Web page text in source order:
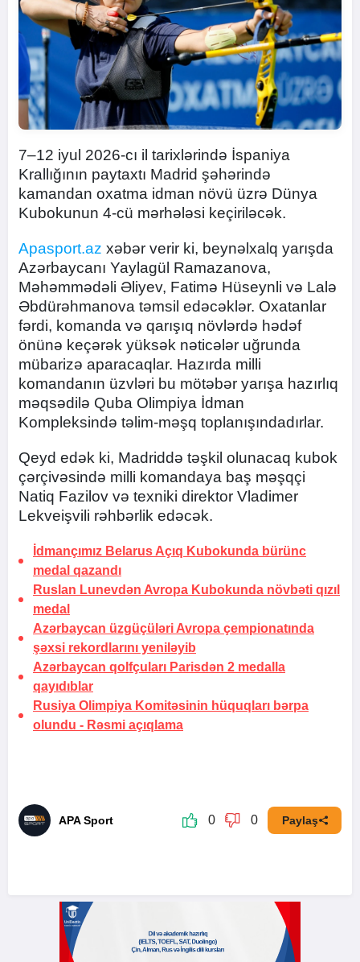
7–12 iyul 2026-cı il tarixlərində İspaniya
Krallığının paytaxtı Madrid şəhərində
kamandan oxatma idman növü üzrə Dünya
Kubokunun 4-cü mərhələsi keçiriləcək.
Apasport.az xəbər verir ki, beynəlxalq yarışda
Azərbaycanı Yaylagül Ramazanova,
Məhəmmədəli Əliyev, Fatimə Hüseynli və Lalə
Əbdürəhmanova təmsil edəcəklər. Oxatanlar
fərdi, komanda və qarışıq növlərdə hədəf
önünə keçərək yüksək nəticələr uğrunda
mübarizə aparacaqlar. Hazırda milli
komandanın üzvləri bu mötəbər yarışa hazırlıq
məqsədilə Quba Olimpiya İdman
Kompleksində təlim-məşq toplanışındadırlar.
Qeyd edək ki, Madriddə təşkil olunacaq kubok
çərçivəsində milli komandaya baş məşqçi
Natiq Fazilov və texniki direktor Vladimer
Lekveişvili rəhbərlik edəcək.
İdmançımız Belarus Açıq Kubokunda bürünc
medal qazandı
Ruslan Lunevdən Avropa Kubokunda növbəti qızıl
medal
Azərbaycan üzgüçüləri Avropa çempionatında
şəxsi rekordlarını yeniləyib
Azərbaycan qolfçuları Parisdən 2 medalla
qayıdıblar
Rusiya Olimpiya Komitəsinin hüquqları bərpa
olundu - Rəsmi açıqlama
APA Sport 0 0 Paylaş